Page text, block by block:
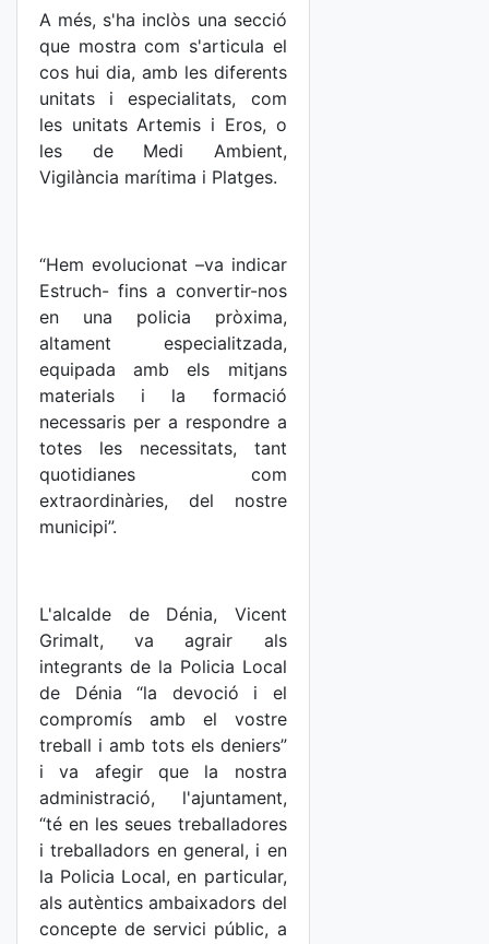
A més, s'ha inclòs una secció
que mostra com s'articula el
cos hui dia, amb les diferents
unitats i especialitats, com
les unitats Artemis i Eros, o
les de Medi Ambient,
Vigilància marítima i Platges.
“Hem evolucionat –va indicar
Estruch- fins a convertir-nos
en una policia pròxima,
altament especialitzada,
equipada amb els mitjans
materials i la formació
necessaris per a respondre a
totes les necessitats, tant
quotidianes com
extraordinàries, del nostre
municipi”.
L'alcalde de Dénia, Vicent
Grimalt, va agrair als
integrants de la Policia Local
de Dénia “la devoció i el
compromís amb el vostre
treball i amb tots els deniers”
i va afegir que la nostra
administració, l'ajuntament,
“té en les seues treballadores
i treballadors en general, i en
la Policia Local, en particular,
als autèntics ambaixadors del
concepte de servici públic, a